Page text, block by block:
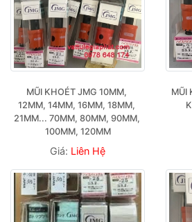
MŨI KHOÉT JMG 10MM,
12MM, 14MM, 16MM, 18MM,
21MM... 70MM, 80MM, 90MM,
100MM, 120MM
Giá: Liên Hệ
MŨI